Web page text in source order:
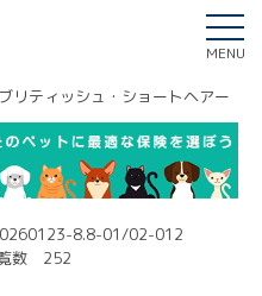
MENU
ブリティッシュ・ショートヘアー
8.8-01/02-012
数 252